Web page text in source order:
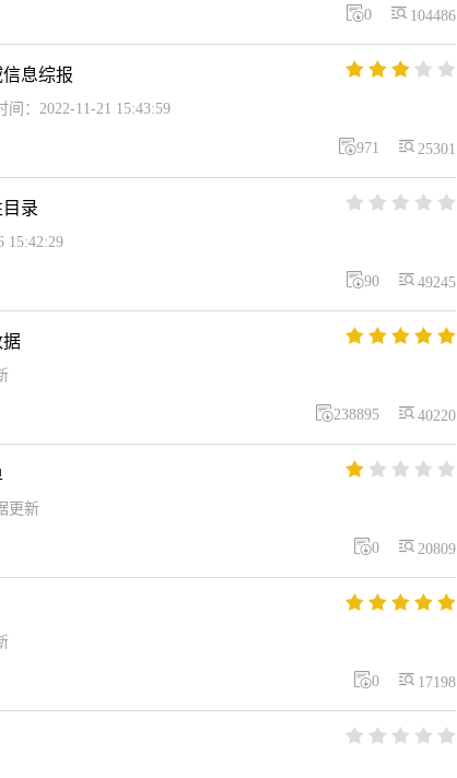
 104486
0
息综报     
间：2022-11-21 15:43:59
 25301
971
录     
15:42:29
49245
90
    
40220
238895
    
更新
 20809
0
    
 17198
0
    